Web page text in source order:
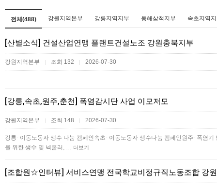
전체(488) 강원지역본부 강릉지역지부 동해삼척지부 속초지역
[산별소식] 건설산업연맹 플랜트건설노조 강원충북지부
강원지역본부 | 조회 132 | 2026-07-30
[강릉,속초,원주,춘천] 폭염감시단 사업 이모저모
강원지역본부 | 조회 148 | 2026-07-30
강릉- 이동노동자 생수 나눔 캠페인속초- 이동노동자 생수나눔 캠페인원주- 폭염
을 위한 생수 및 넥쿨러, … 더보기
[조합원☆인터뷰] 서비스연맹 전국학교비정규직노동조합 강